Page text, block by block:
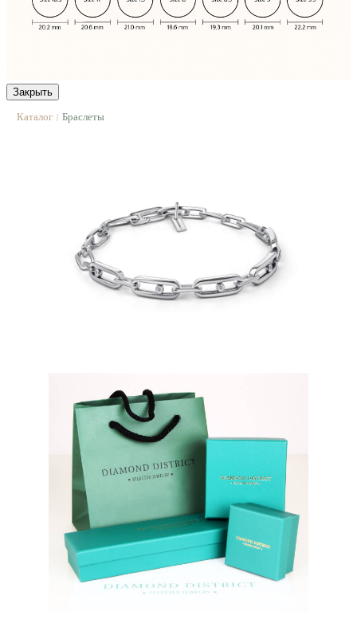
Закрыть
Каталог | Браслеты